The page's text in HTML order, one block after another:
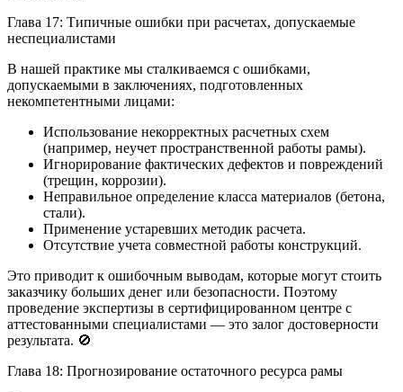
Глава 17: Типичные ошибки при расчетах, допускаемые
неспециалистами
В нашей практике мы сталкиваемся с ошибками,
допускаемыми в заключениях, подготовленных
некомпетентными лицами:
Использование некорректных расчетных схем
(например, неучет пространственной работы рамы).
Игнорирование фактических дефектов и повреждений
(трещин, коррозии).
Неправильное определение класса материалов (бетона,
стали).
Применение устаревших методик расчета.
Отсутствие учета совместной работы конструкций.
Это приводит к ошибочным выводам, которые могут стоить
заказчику больших денег или безопасности. Поэтому
проведение экспертизы в сертифицированном центре с
аттестованными специалистами — это залог достоверности
результата. 🚫
Глава 18: Прогнозирование остаточного ресурса рамы